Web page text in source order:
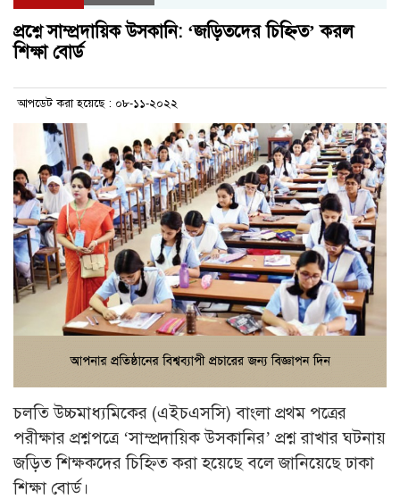
প্রশ্নে সাম্প্রদায়িক উসকানি: ‘জড়িতদের চিহ্নিত’ করল
শিক্ষা বোর্ড
আপডেট করা হয়েছে : ০৮-১১-২০২২
চলতি উচ্চমাধ্যমিকের (এইচএসসি) বাংলা প্রথম পত্রের
পরীক্ষার প্রশ্নপত্রে ‘সাম্প্রদায়িক উসকানির’ প্রশ্ন রাখার ঘটনায়
জড়িত শিক্ষকদের চিহ্নিত করা হয়েছে বলে জানিয়েছে ঢাকা
শিক্ষা বোর্ড।